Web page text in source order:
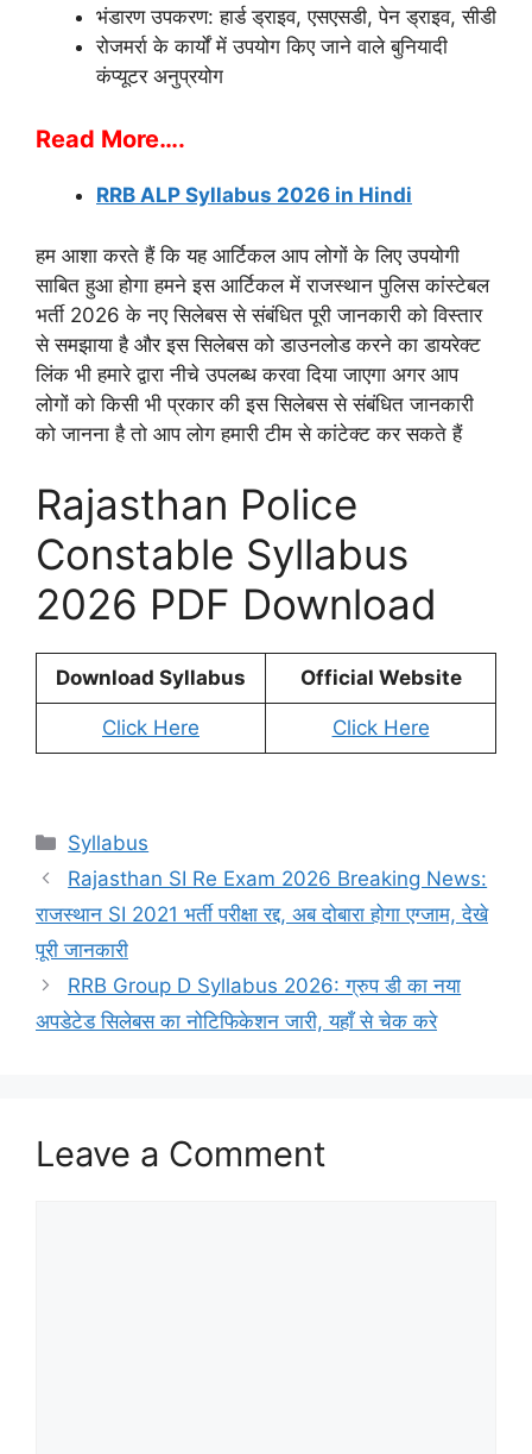
भंडारण उपकरण: हार्ड ड्राइव, एसएसडी, पेन ड्राइव, सीडी
रोजमर्रा के कार्यों में उपयोग किए जाने वाले बुनियादी
कंप्यूटर अनुप्रयोग
Read More….
RRB ALP Syllabus 2026 in Hindi
हम आशा करते हैं कि यह आर्टिकल आप लोगों के लिए उपयोगी
साबित हुआ होगा हमने इस आर्टिकल में राजस्थान पुलिस कांस्टेबल
भर्ती 2026 के नए सिलेबस से संबंधित पूरी जानकारी को विस्तार
से समझाया है और इस सिलेबस को डाउनलोड करने का डायरेक्ट
लिंक भी हमारे द्वारा नीचे उपलब्ध करवा दिया जाएगा अगर आप
लोगों को किसी भी प्रकार की इस सिलेबस से संबंधित जानकारी
को जानना है तो आप लोग हमारी टीम से कांटेक्ट कर सकते हैं
Rajasthan Police
Constable Syllabus
2026 PDF Download
Download Syllabus Official Website
Click Here Click Here
Categories
Syllabus
Rajasthan SI Re Exam 2026 Breaking News:
राजस्थान SI 2021 भर्ती परीक्षा रद्द, अब दोबारा होगा एग्जाम, देखे
पूरी जानकारी
RRB Group D Syllabus 2026: ग्रुप डी का नया
अपडेटेड सिलेबस का नोटिफिकेशन जारी, यहाँ से चेक करे
Leave a Comment